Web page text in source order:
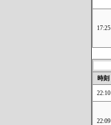
17:25
時刻
22:10
22:09